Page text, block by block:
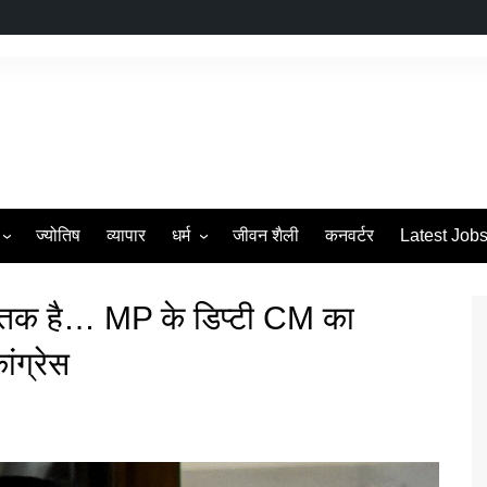
ज्योतिष व्यापार धर्म जीवन शैली कनवर्टर Latest Jobs
है… MP के डिप्टी CM का